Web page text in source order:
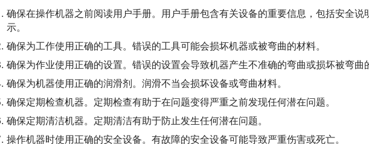
确保在操作机器之前阅读用户手册。用户手册包含有关设备的重要信息，包括安全说
示。
确保为工作使用正确的工具。错误的工具可能会损坏机器或被弯曲的材料。
确保为作业使用正确的设置。错误的设置会导致机器产生不准确的弯曲或损坏被弯曲
确保为机器使用正确的润滑剂。润滑不当会损坏设备或弯曲材料。
确保定期检查机器。定期检查有助于在问题变得严重之前发现任何潜在问题。
确保定期清洁机器。定期清洁有助于防止发生任何潜在问题。
操作机器时使用正确的安全设备。有故障的安全设备可能导致严重伤害或死亡。